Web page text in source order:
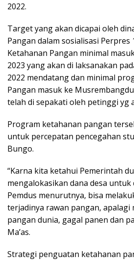
2022.
Target yang akan dicapai oleh
Pangan dalam sosialisasi Perpres
Ketahanan Pangan minimal
2023 yang akan di laksanakan
2022 mendatang dan minimal
Pangan masuk ke
telah di sepakati oleh petinggi yg
Program ketahanan pangan
untuk percepatan pencegahan
Bungo.
“Karna kita ketahui Pemerintah
mengalokasikan dana desa untuk
Pemdus menurutnya, bisa
terjadinya rawan pangan, apalagi
pangan dunia, gagal panen dan
Ma’as.
Strategi penguatan ketahanan